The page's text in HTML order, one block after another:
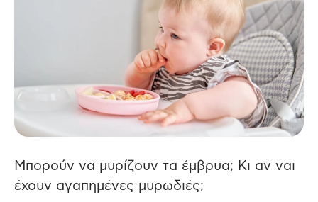
Μπορούν να μυρίζουν τα έμβρυα; Κι αν ναι
έχουν αγαπημένες μυρωδιές;